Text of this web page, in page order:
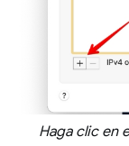
Haga clic en